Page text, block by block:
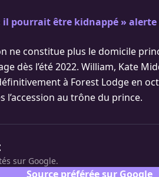
il pourrait être kidnappé » alerte
ne constitue plus le domicile
dès l’été 2022. William, Kate
à Forest Lodge en
au trône du prince.
sur Google.
Source préférée sur Google